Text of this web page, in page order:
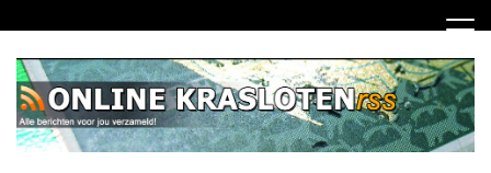
naar
inhoud